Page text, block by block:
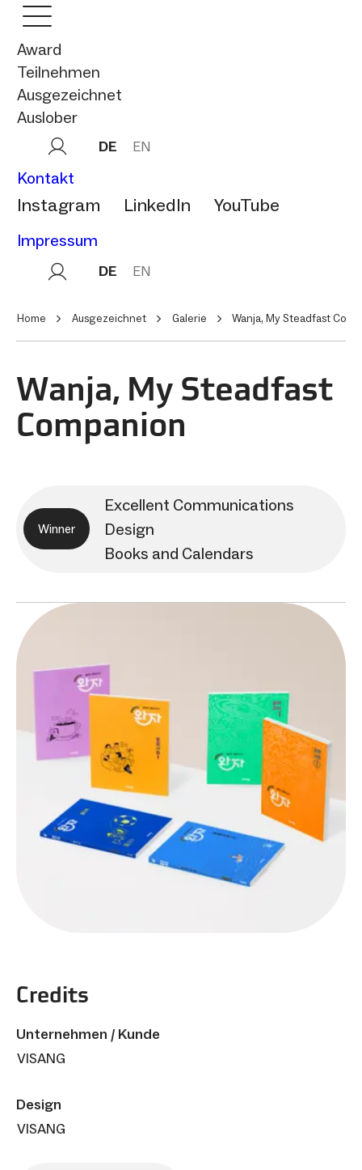
Award
Teilnehmen
Ausgezeichnet
Auslober
DE EN
Kontakt
Instagram LinkedIn YouTube
Impressum
DE EN
Home Ausgezeichnet Galerie Wanja, My Steadfast
Wanja, My Steadfast
Companion
Winner
Excellent Communications
Design
Books and Calendars
Credits
Unternehmen / Kunde
VISANG
Design
VISANG